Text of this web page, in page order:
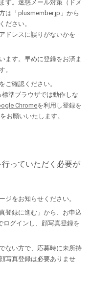
す。迷惑メール対策（ドメ
は「plusmember.jp」から
ださい。
ドレスに誤りがないかを
ます。早めに登録をお済ま
。
をご確認ください。
準ブラウザでは動作しな
Chromeを利用し登録を
お願いいたします。
っていただく必要が
ジをお知らせください。
登録に進む」から、お申込
ログインし、顔写真登録を
ない方で、応募時に未所持
写真登録は必要ありませ